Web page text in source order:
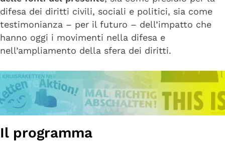
difesa dei diritti civili, sociali e politici, sia come
testimonianza – per il futuro – dell’impatto che
hanno oggi i movimenti nella difesa e
nell’ampliamento della sfera dei diritti.
Il programma